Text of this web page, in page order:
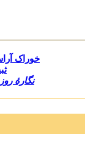
خوراک
نگارهٔ روز